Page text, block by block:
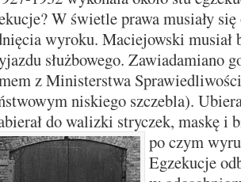
W świetle prawa musiały
wyroku. Maciejowski musiał
służbowego. Zawiadamiano
z Ministerstwa
niskiego szczebla).
do walizki stryczek, maskę i
po czym
Egzekucje